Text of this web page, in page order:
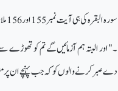
سورہ البقرہ کی ہی آیت نمبر 155 اور 156 ملاحظہ فرمائیں۔
۔"اور البتہ ہم آزمائیں گے تم کو
دے صبر کرنے والوں کو کہ جب پہنچے ان پر